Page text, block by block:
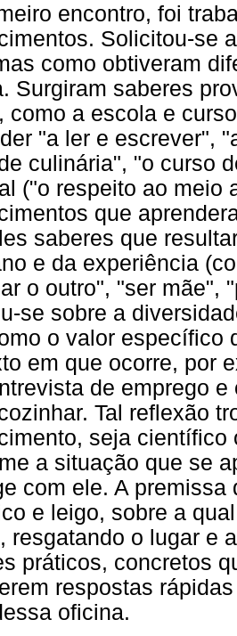
encontro, foi
Solicitou-se
como obtiveram
Surgiram saberes
como a escola e
"a ler e escrever",
culinária", "o curso
("o respeito ao meio
que
saberes que
e da experiência
o outro", "ser mãe",
se sobre a
o valor específico
em que ocorre, por
de emprego
Tal reflexão
seja científico
a situação que se
com ele. A
e leigo, sobre a
resgatando o lugar e
práticos, concretos
respostas
oficina.